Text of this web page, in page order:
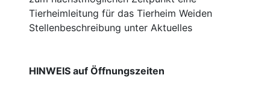
Tierheimleitung für das Tierheim Weiden
Stellenbeschreibung unter Aktuelles
HINWEIS auf Öffnungszeiten